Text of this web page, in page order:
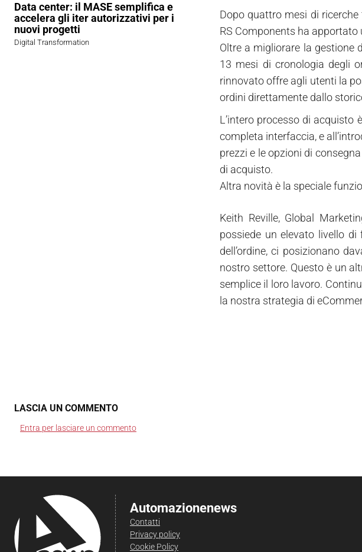
Data center: il MASE semplifica e
accelera gli iter autorizzativi per i
nuovi progetti
Digital Transformation
Dopo quattro mesi di
RS Components ha
Oltre a migliorare la gestione
13 mesi di cronologia degli
rinnovato offre agli utenti la
ordini direttamente dallo
L’intero processo di
completa interfaccia, e
prezzi e le opzioni di
di acquisto.
Altra novità è la speciale
Keith Reville, Global
possiede un elevato livello
dell’ordine, ci posizionano
nostro settore. Questo è un
semplice il loro lavoro.
la nostra strategia di
LASCIA UN COMMENTO
Entra per lasciare un commento
Automazionenews
Contatti
Privacy policy
Cookie Policy